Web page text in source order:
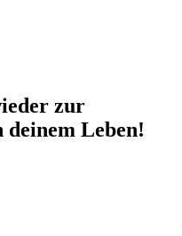
zur
Leben!